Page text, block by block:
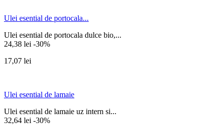
Ulei esential de portocala...
Ulei esential de portocala dulce bio,...
24,38 lei -30%
17,07 lei
Ulei esential de lamaie
Ulei esential de lamaie uz intern si...
32,64 lei -30%